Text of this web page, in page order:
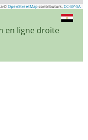
© OpenStreetMap contributors, CC-BY-SA
en ligne droite